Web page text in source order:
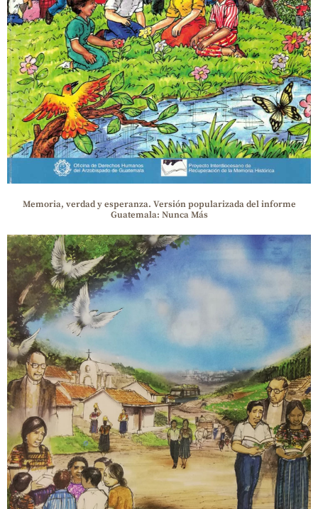
Memoria, verdad y esperanza. Versión popularizada del informe
Guatemala: Nunca Más